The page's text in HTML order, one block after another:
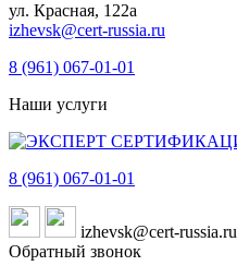
ул. Красная, 122а
izhevsk@cert-russia.ru
8 (961) 067-01-01
Наши услуги
8 (961) 067-01-01
izhevsk@cert-russia.ru
Обратный звонок